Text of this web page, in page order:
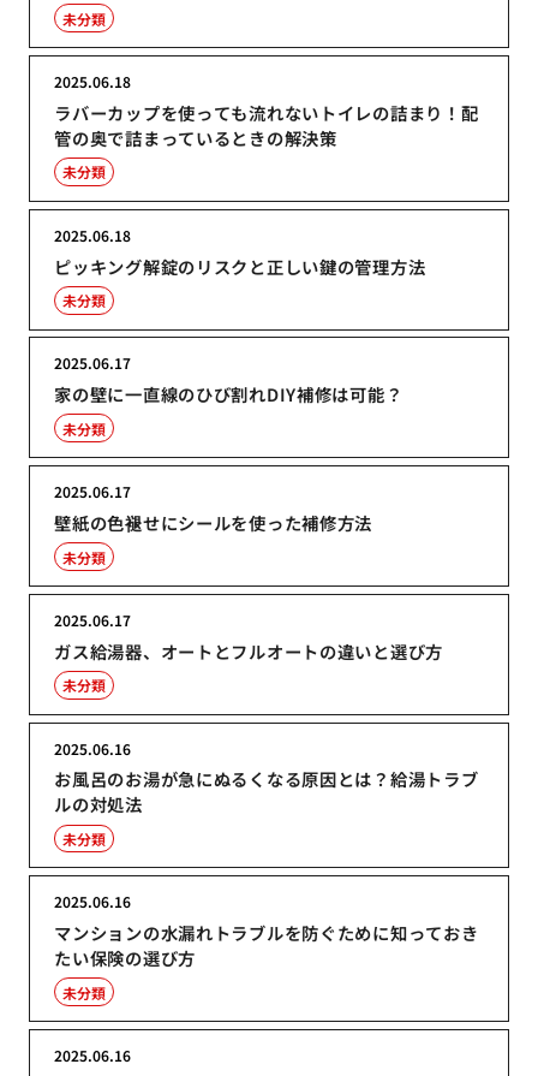
未分類
ラバーカップを使っても流れないトイレの詰まり！配
管の奥で詰まっているときの解決策
2025.06.18
未分類
ピッキング解錠のリスクと正しい鍵の管理方法
2025.06.18
未分類
家の壁に一直線のひび割れDIY補修は可能？
2025.06.17
未分類
壁紙の色褪せにシールを使った補修方法
2025.06.17
未分類
ガス給湯器、オートとフルオートの違いと選び方
2025.06.17
未分類
お風呂のお湯が急にぬるくなる原因とは？給湯トラブ
ルの対処法
2025.06.16
未分類
マンションの水漏れトラブルを防ぐために知っておき
たい保険の選び方
2025.06.16
未分類
2025.06.16